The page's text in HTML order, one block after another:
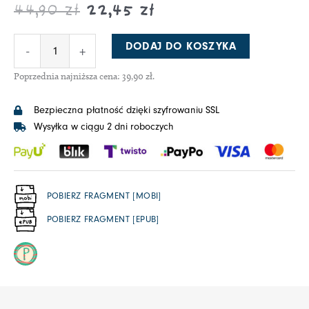
44,90zł 22,45 zł
- + DODAJ DO KOSZYKA
Poprzednia najniższa cena: 39,90 zł.
Bezpieczna płatność dzięki szyfrowaniu SSL
Wysyłka w ciągu 2 dni roboczych
POBIERZ FRAGMENT [MOBI]
POBIERZ FRAGMENT [EPUB]